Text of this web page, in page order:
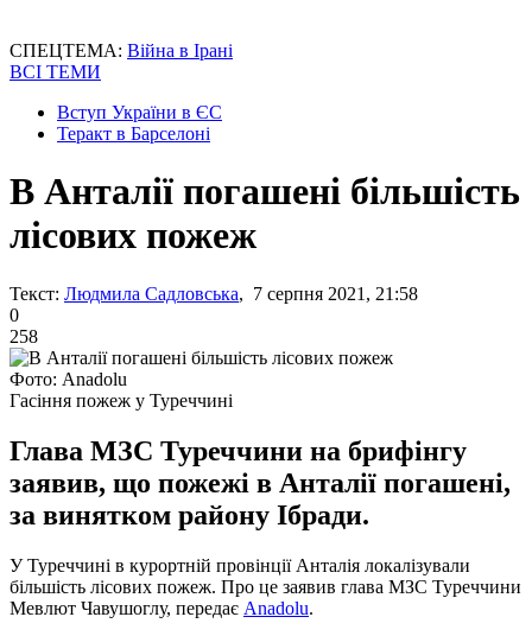
СПЕЦТЕМА: Війна в Ірані
ВСІ ТЕМИ
Вступ України в ЄС
Теракт в Барселоні
В Анталії погашені більшість
лісових пожеж
Текст: Людмила Садловська, 7 серпня 2021, 21:58
0
258
Фото: Anadolu
Гасіння пожеж у Туреччині
Глава МЗС Туреччини на брифінгу
заявив, що пожежі в Анталії погашені,
за винятком району Ібради.
У Туреччині в курортній провінції Анталія локалізували
більшість лісових пожеж. Про це заявив глава МЗС Туреччини
Мевлют Чавушоглу, передає Anadolu.